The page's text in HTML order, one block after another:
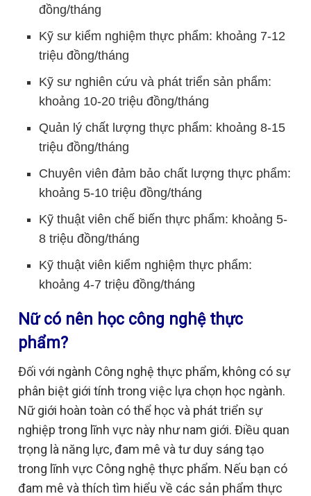
đồng/tháng
Kỹ sư kiểm nghiệm thực phẩm: khoảng 7-12
triệu đồng/tháng
Kỹ sư nghiên cứu và phát triển sản phẩm:
khoảng 10-20 triệu đồng/tháng
Quản lý chất lượng thực phẩm: khoảng 8-15
triệu đồng/tháng
Chuyên viên đảm bảo chất lượng thực phẩm:
khoảng 5-10 triệu đồng/tháng
Kỹ thuật viên chế biến thực phẩm: khoảng 5-
8 triệu đồng/tháng
Kỹ thuật viên kiểm nghiệm thực phẩm:
khoảng 4-7 triệu đồng/tháng
Nữ có nên học công nghệ thực
phẩm?
Đối với ngành Công nghệ thực phẩm, không có sự
phân biệt giới tính trong việc lựa chọn học ngành.
Nữ giới hoàn toàn có thể học và phát triển sự
nghiệp trong lĩnh vực này như nam giới. Điều quan
trọng là năng lực, đam mê và tư duy sáng tạo
trong lĩnh vực Công nghệ thực phẩm. Nếu bạn có
đam mê và thích tìm hiểu về các sản phẩm thực